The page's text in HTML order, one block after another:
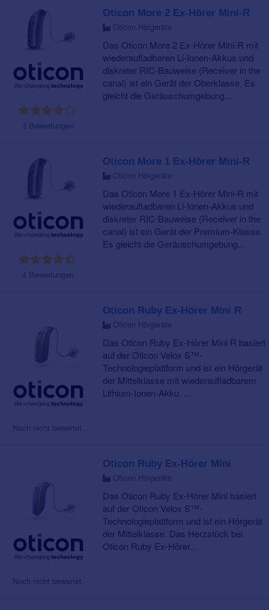
3 Bewertungen
Oticon More 2 Ex-Hörer Mini-R
Oticon Hörgeräte
Das Oticon More 2 Ex-Hörer Mini-R mit
wiederaufladbaren Li-Ionen-Akkus und
diskreter RIC-Bauweise (Receiver in the
canal) ist ein Gerät der Oberklasse. Es
gleicht die Geräuschumgebung...
4 Bewertungen
Oticon More 1 Ex-Hörer Mini-R
Oticon Hörgeräte
Das Oticon More 1 Ex-Hörer Mini-R mit
wiederaufladbaren Li-Ionen-Akkus und
diskreter RIC-Bauweise (Receiver in the
canal) ist ein Gerät der Premium-Klasse.
Es gleicht die Geräuschumgebung...
Noch nicht bewertet.
Oticon Ruby Ex-Hörer Mini R
Oticon Hörgeräte
Das Oticon Ruby Ex-Hörer Mini R basiert
auf der Oticon Velox S™-
Technologieplattform und ist ein Hörgerät
der Mittelklasse mit wiederaufladbarem
Lithium-Ionen-Akku. ...
Noch nicht bewertet.
Oticon Ruby Ex-Hörer Mini
Oticon Hörgeräte
Das Oticon Ruby Ex-Hörer Mini basiert
auf der Oticon Velox S™-
Technologieplattform und ist ein Hörgerät
der Mittelklasse. Das Herzstück bei
Oticon Ruby Ex-Hörer...